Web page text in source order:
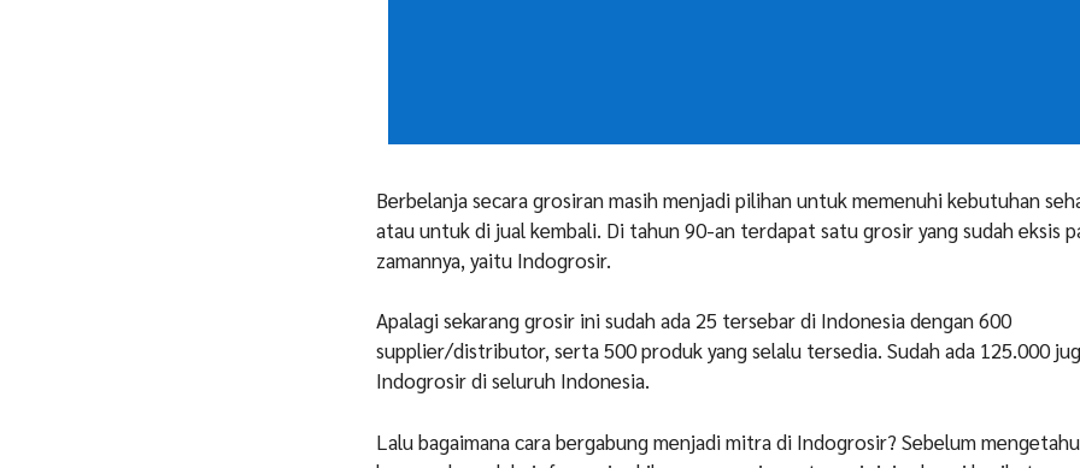
Berbelanja secara grosiran masih menjadi pilihan untuk memenuhi kebutuhan
atau untuk di jual kembali. Di tahun 90-an terdapat satu grosir yang sudah eksis
zamannya, yaitu Indogrosir.
Apalagi sekarang grosir ini sudah ada 25 tersebar di Indonesia dengan 600
supplier/distributor, serta 500 produk yang selalu tersedia. Sudah ada 125.000
Indogrosir di seluruh Indonesia.
Lalu bagaimana cara bergabung menjadi mitra di Indogrosir? Sebelum